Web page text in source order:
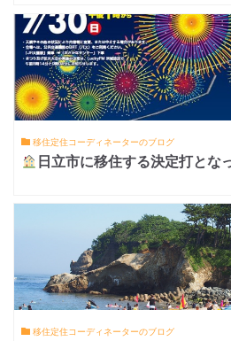
移住定住コーディネーターのブログ
日立市に移住する決定打とな
移住定住コーディネーターのブログ